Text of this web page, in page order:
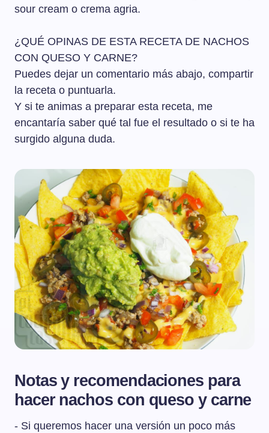
sour cream o crema agria.
¿QUÉ OPINAS DE ESTA RECETA DE NACHOS
CON QUESO Y CARNE?
Puedes dejar un comentario más abajo, compartir
la receta o puntuarla.
Y si te animas a preparar esta receta, me
encantaría saber qué tal fue el resultado o si te ha
surgido alguna duda.
Notas y recomendaciones para
hacer nachos con queso y carne
- Si queremos hacer una versión un poco más